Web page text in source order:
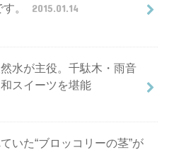
。 2015.01.14
水が主役。千駄木・雨音
スイーツを堪能
ていた“ブロッコリーの茎”が